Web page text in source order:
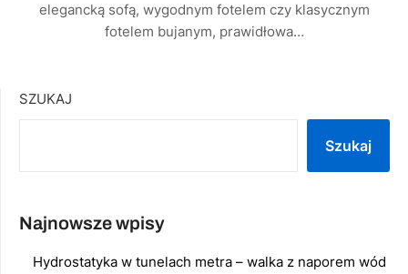
elegancką sofą, wygodnym fotelem czy klasycznym
fotelem bujanym, prawidłowa…
SZUKAJ
Szukaj
Najnowsze wpisy
Hydrostatyka w tunelach metra – walka z naporem wód